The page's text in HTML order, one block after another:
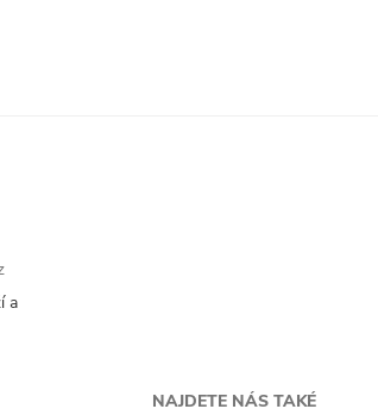
a
NAJDETE NÁS TAKÉ